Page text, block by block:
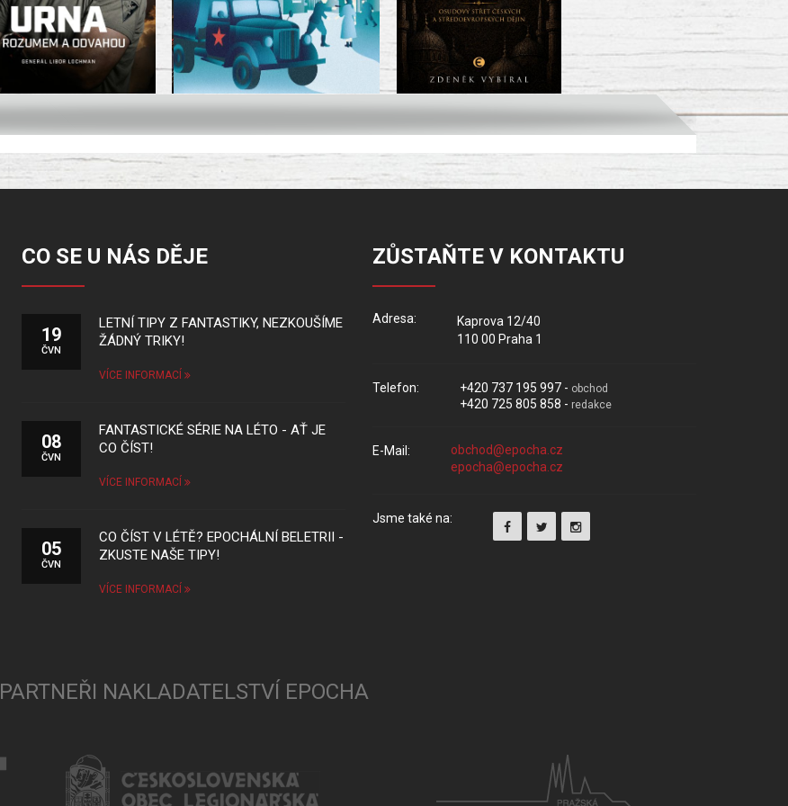
CO SE U NÁS DĚJE
19
ČVN
LETNÍ TIPY Z FANTASTIKY, NEZKOUŠÍME
ŽÁDNÝ TRIKY!
VÍCE INFORMACÍ
08
ČVN
FANTASTICKÉ SÉRIE NA LÉTO - AŤ JE
CO ČÍST!
VÍCE INFORMACÍ
05
ČVN
CO ČÍST V LÉTĚ? EPOCHÁLNÍ BELETRII -
ZKUSTE NAŠE TIPY!
VÍCE INFORMACÍ
ZŮSTAŇTE V KONTAKTU
Adresa:
Kaprova 12/40
110 00 Praha 1
Telefon: +420 737 195 997 - obchod
+420 725 805 858 - redakce
E-Mail:
Jsme také na:
PARTNEŘI NAKLADATELSTVÍ EPOCHA